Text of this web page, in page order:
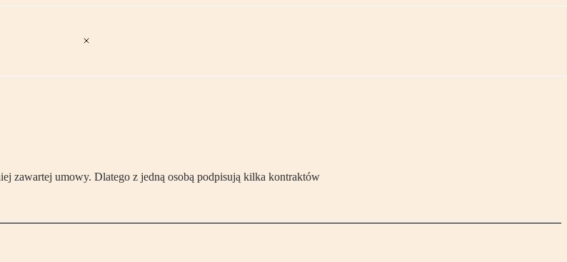
zawartej umowy. Dlatego z jedną osobą podpisują kilka kontraktów